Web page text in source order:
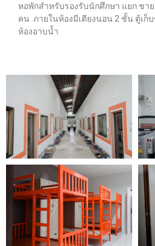
หอพักสำหรับรองรับนักศึกษา แยก ชา
คน ภายในห้องมีเตียงนอน 2 ชั้น ตู้เก็
ห้องอาบน้ำ